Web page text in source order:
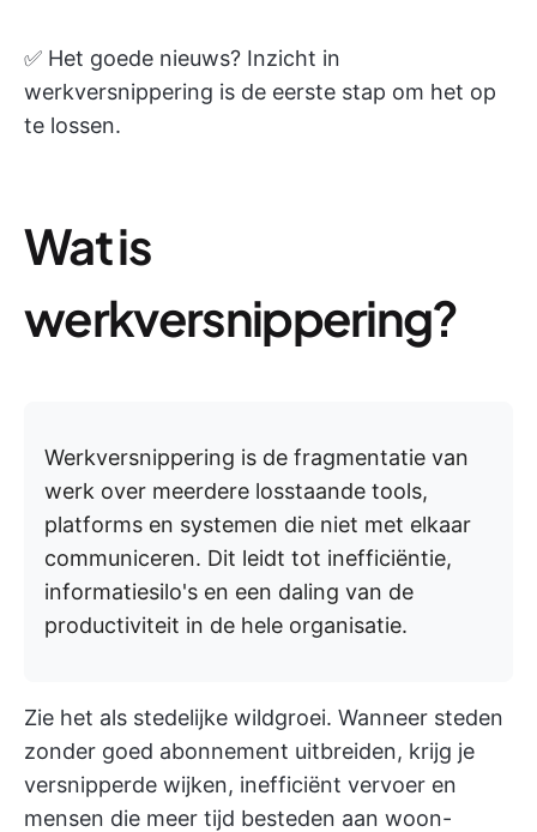
✅ Het goede nieuws? Inzicht in
werkversnippering is de eerste stap om het op
te lossen.
Wat is
werkversnippering?
Werkversnippering is de fragmentatie van
werk over meerdere losstaande tools,
platforms en systemen die niet met elkaar
communiceren. Dit leidt tot inefficiëntie,
informatiesilo's en een daling van de
productiviteit in de hele organisatie.
Zie het als stedelijke wildgroei. Wanneer steden
zonder goed abonnement uitbreiden, krijg je
versnipperde wijken, inefficiënt vervoer en
mensen die meer tijd besteden aan woon-